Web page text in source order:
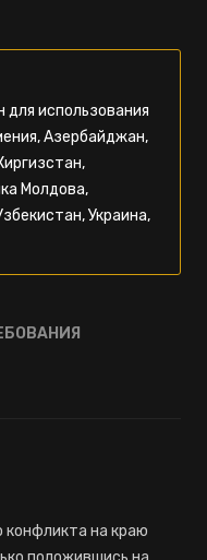
использования
Азербайджан,
Молдова,
Украина,
конфликта на краю